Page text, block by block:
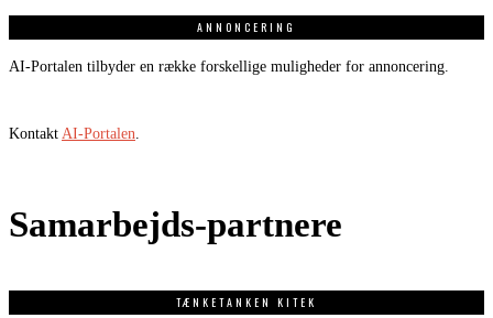
ANNONCERING
AI-Portalen tilbyder en række forskellige muligheder for annoncering.
Kontakt AI-Portalen
Samarbejds-partnere
TÆNKETANKEN KITEK